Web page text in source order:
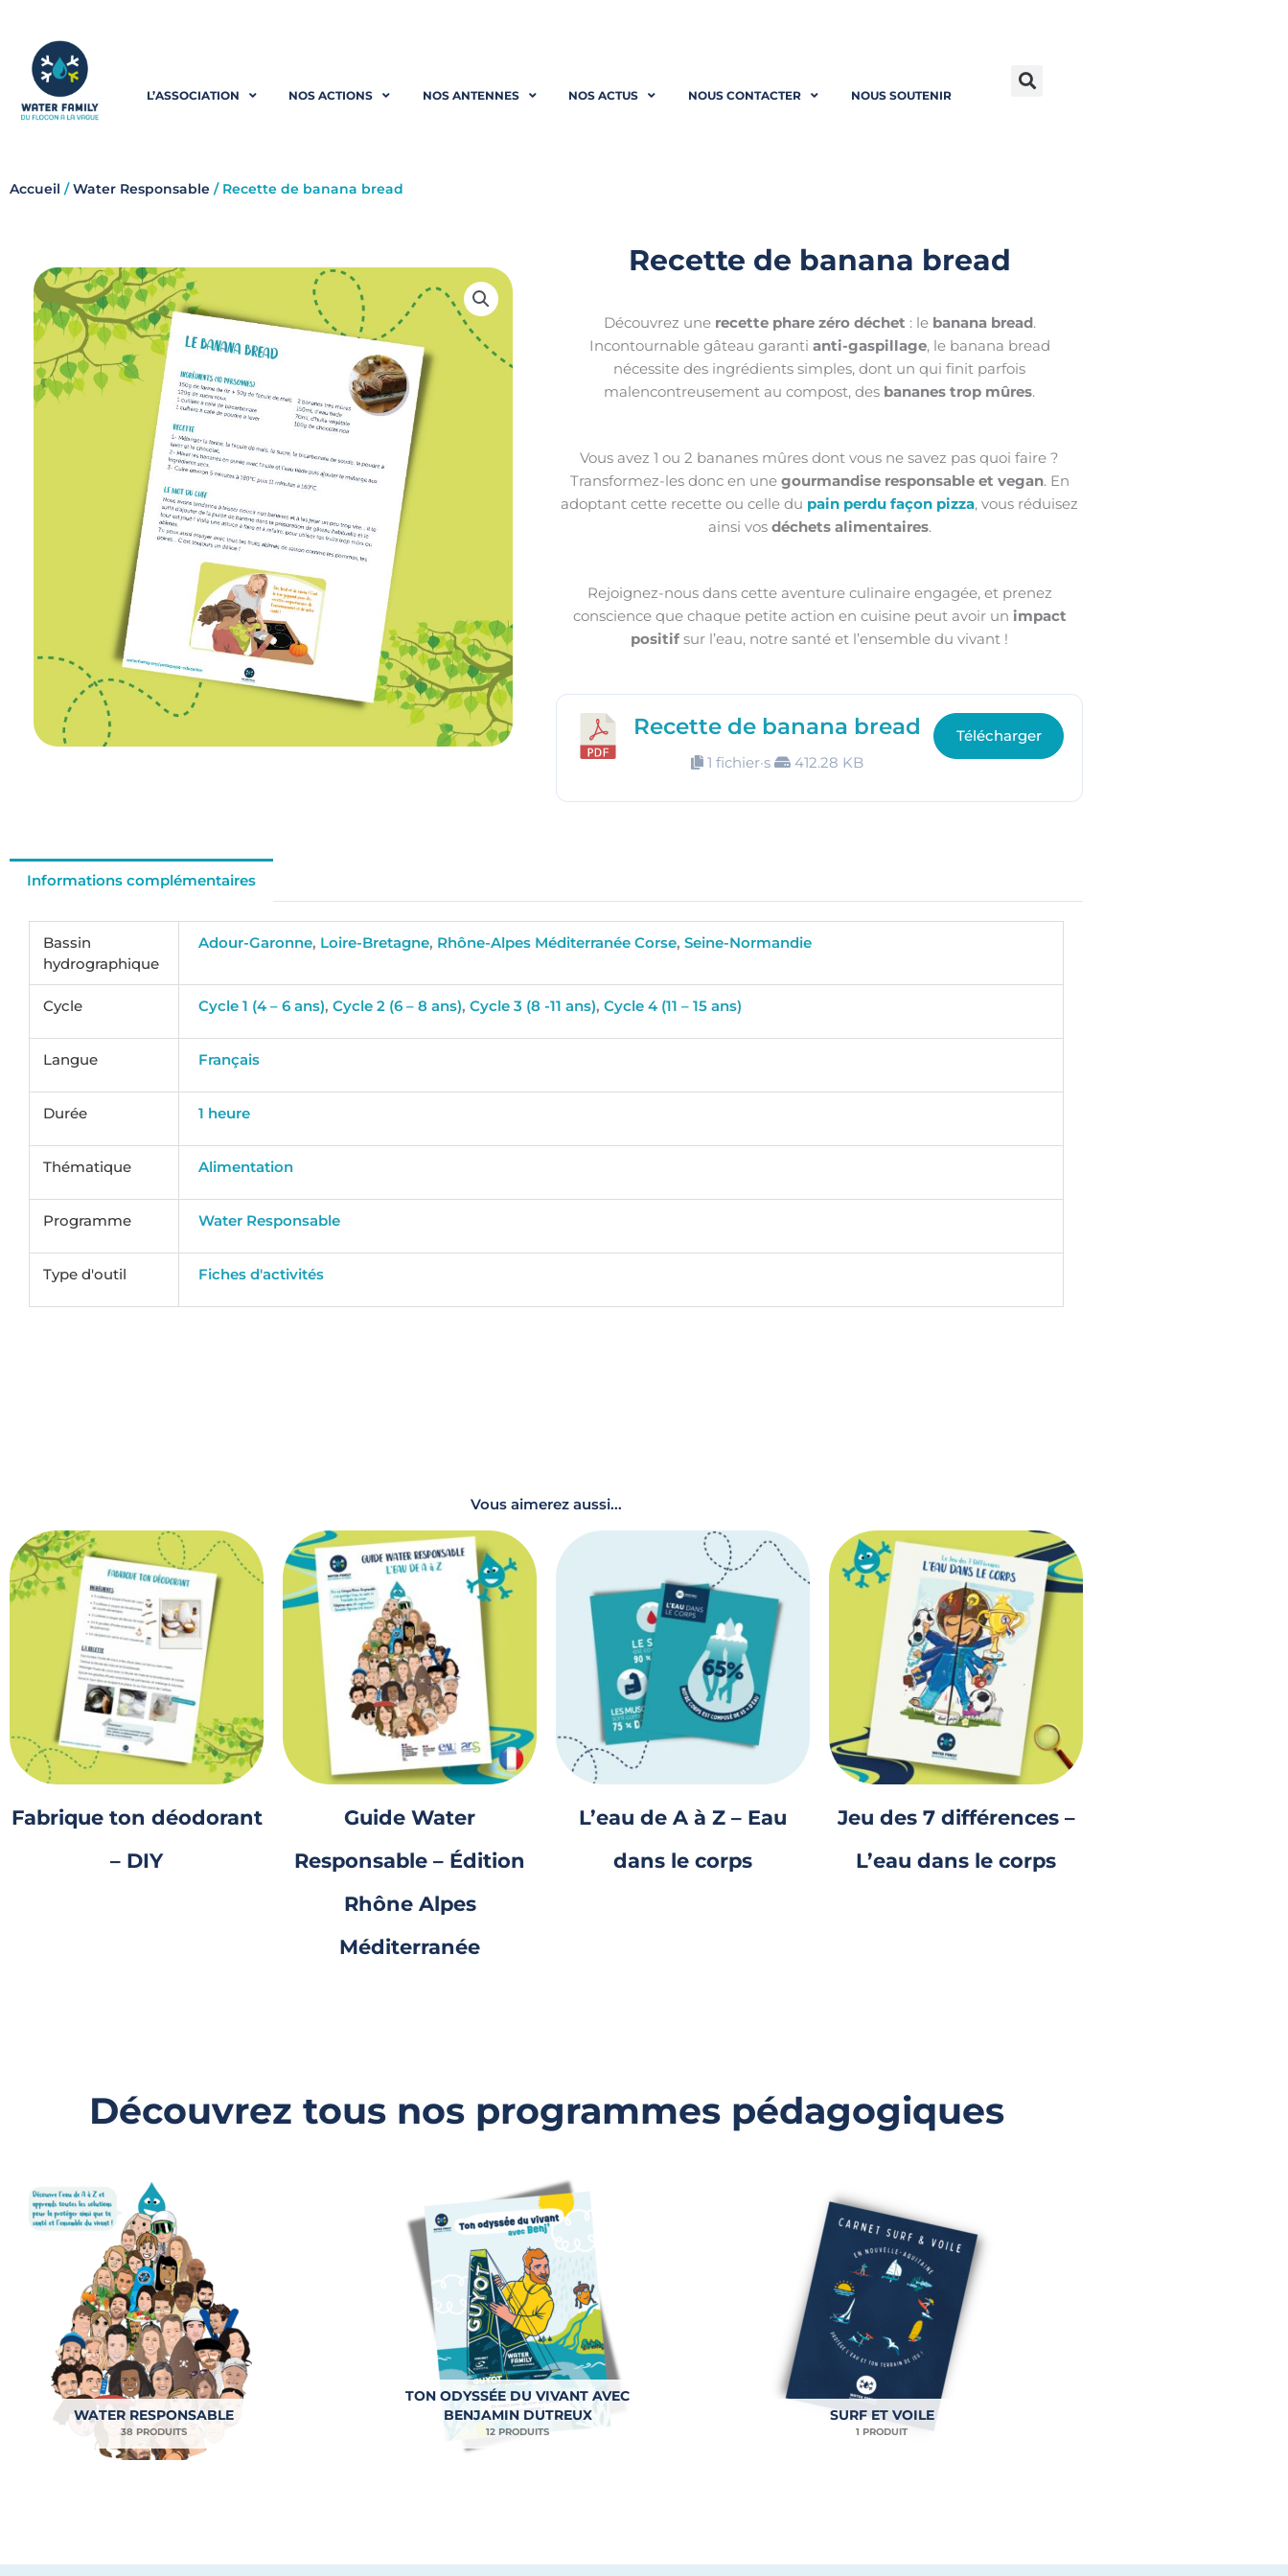
contenu
L’ASSOCIATION NOS ACTIONS NOS ANTENNES NOS ACTUS NOUS CONTACTER NOUS SOUTENIR
Accueil /Water Responsable / Recette de banana bread
Recette de banana bread
Découvrez une recette phare zéro déchet : le banana bread.
Incontournable gâteau garanti anti-gaspillage, le banana bread
nécessite des ingrédients simples, dont un qui finit parfois
malencontreusement au compost, des bananes trop mûres.
Vous avez 1 ou 2 bananes mûres dont vous ne savez pas quoi faire ?
Transformez-les donc en une gourmandise responsable et vegan. En
adoptant cette recette ou celle du pain perdu façon pizza, vous réduisez
ainsi vos déchets alimentaires.
Rejoignez-nous dans cette aventure culinaire engagée, et prenez
conscience que chaque petite action en cuisine peut avoir un impact
positif sur l’eau, notre santé et l’ensemble du vivant !
Recette de banana bread
1 fichier·s 412.28 KB
Télécharger
Informations complémentaires
Bassin
hydrographique
Adour-Garonne, Loire-Bretagne, Rhône-Alpes Méditerranée Corse,Seine-Normandie
Cycle Cycle 1 (4 – 6 ans),Cycle 2 (6 – 8 ans),Cycle 3 (8 -11 ans),Cycle 4 (11 – 15 ans)
Langue Français
Durée 1 heure
Thématique Alimentation
Programme Water Responsable
Type d'outil Fiches d'activités
Vous aimerez aussi...
Fabrique ton déodorant
– DIY
Guide Water
Responsable – Édition
Rhône Alpes
Méditerranée
L’eau de A à Z – Eau
dans le corps
Jeu des 7 différences –
L’eau dans le corps
Découvrez tous nos programmes pédagogiques
WATER RESPONSABLE
38 PRODUITS
TON ODYSSÉE DU VIVANT AVEC
BENJAMIN DUTREUX
12 PRODUITS
SURF ET VOILE
1 PRODUIT